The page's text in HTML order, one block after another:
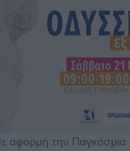
την Παγκόσμια